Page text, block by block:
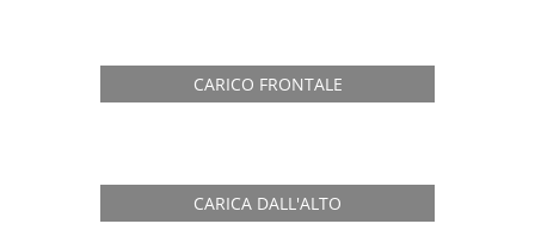
CARICO FRONTALE
CARICA DALL'ALTO